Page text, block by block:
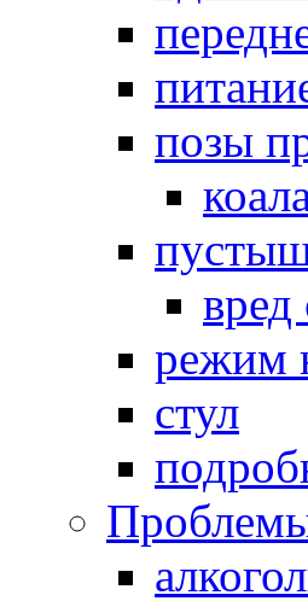
позы
вред
режим
стул